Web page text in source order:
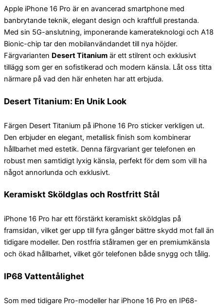
Apple iPhone 16 Pro är en avancerad smartphone med
banbrytande teknik, elegant design och kraftfull prestanda.
Med sin 5G-anslutning, imponerande kamerateknologi och A18
Bionic-chip tar den mobilanvändandet till nya höjder.
Färgvarianten Desert Titanium är ett stilrent och exklusivt
tillägg som ger en sofistikerad och modern känsla. Låt oss titta
närmare på vad den här enheten har att erbjuda.
Desert Titanium: En Unik Look
Färgen Desert Titanium på iPhone 16 Pro sticker verkligen ut.
Den erbjuder en elegant, metallisk finish som kombinerar
hållbarhet med estetik. Denna färgvariant ger telefonen en
robust men samtidigt lyxig känsla, perfekt för dem som vill ha
något annorlunda och exklusivt.
Keramiskt Sköldglas och Rostfritt Stål
iPhone 16 Pro har ett förstärkt keramiskt sköldglas på
framsidan, vilket ger upp till fyra gånger bättre skydd mot fall än
tidigare modeller. Den rostfria stålramen ger en premiumkänsla
och ökad hållbarhet, vilket gör telefonen både snygg och tålig.
IP68 Vattentålighet
Som med tidigare Pro-modeller har iPhone 16 Pro en IP68-